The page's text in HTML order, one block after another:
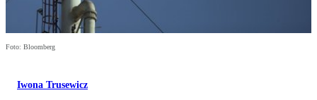
Foto: Bloomberg
Iwona Trusewicz